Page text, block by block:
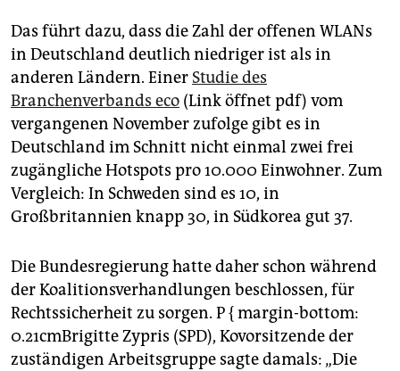
Das führt dazu, dass die Zahl der offenen WLANs
in Deutschland deutlich niedriger ist als in
anderen Ländern. Einer Studie des
Branchenverbands eco (Link öffnet pdf) vom
vergangenen November zufolge gibt es in
Deutschland im Schnitt nicht einmal zwei frei
zugängliche Hotspots pro 10.000 Einwohner. Zum
Vergleich: In Schweden sind es 10, in
Großbritannien knapp 30, in Südkorea gut 37.
Die Bundesregierung hatte daher schon während
der Koalitionsverhandlungen beschlossen, für
Rechtssicherheit zu sorgen. P { margin-bottom:
0.21cmBrigitte Zypris (SPD), Kovorsitzende der
zuständigen Arbeitsgruppe sagte damals: „Die